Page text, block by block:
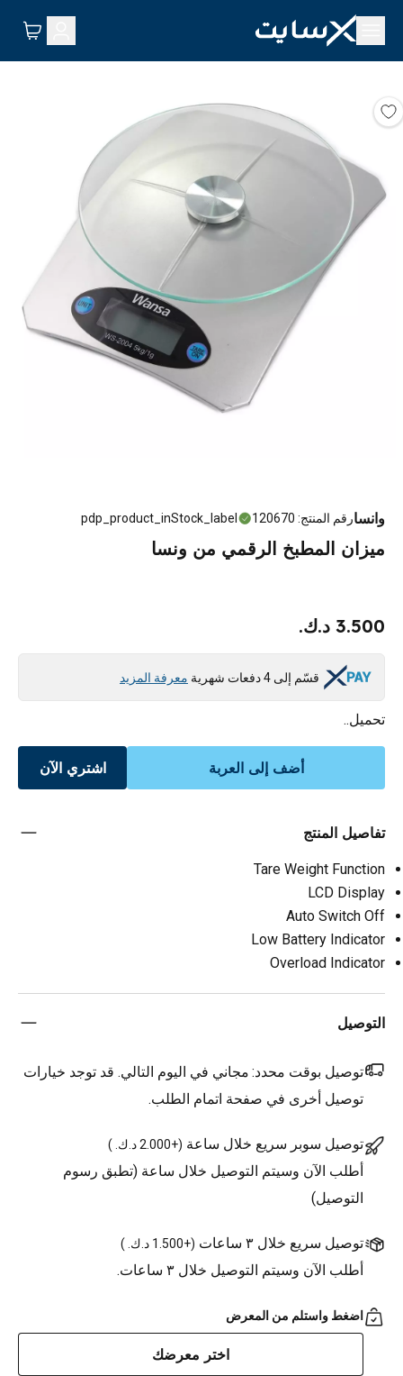
وانسارقم المنتج:
120670
pdp_product_inStock_label
ميزان المطبخ الرقمي من ونسا
3.500 د.ك.
قسّم إلى 4 دفعات شهرية معرفة المزيد
تحميل..
أضف إلى العربة اشتري الآن
تفاصيل المنتج
Tare Weight Function
LCD Display
Auto Switch Off
Low Battery Indicator
Overload Indicator
التوصيل
توصيل بوقت محدد: مجاني في اليوم التالي. قد توجد خيارات
توصيل أخرى في صفحة اتمام الطلب.
توصيل سوبر سريع خلال ساعة (+2.000 د.ك. )
أطلب الآن وسيتم التوصيل خلال ساعة (تطبق رسوم
التوصيل)
توصيل سريع خلال ٣ ساعات (+1.500 د.ك. )
أطلب الآن وسيتم التوصيل خلال ٣ ساعات.
اضغط واستلم من المعرض
اختر معرضك